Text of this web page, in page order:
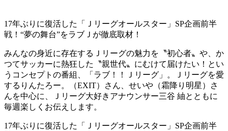
17年ぶりに復活した「Ｊリーグオールスター」SP企画前半
戦！“夢の舞台”をラブＪが徹底取材！
みんなの身近に存在するＪリーグの魅力を〝初心者〟や、か
つてサッカーに熱狂した〝親世代〟にむけて届けたい！とい
うコンセプトの番組、「ラブ！！Ｊリーグ」。Ｊリーグを愛
するりんたろー。（EXIT）さん、せいや（霜降り明星）さ
んを中心に、Ｊリーグ大好きアナウンサー三谷 紬とともに
毎週楽しくお伝えします。
17年ぶりに復活した「Ｊリーグオールスター」SP企画前半